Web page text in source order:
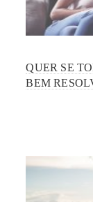
QUER SE
BEM